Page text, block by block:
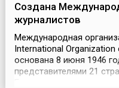
Cоздана
журналистов
Международная
International
основана 8 июня 1946
представителями 21